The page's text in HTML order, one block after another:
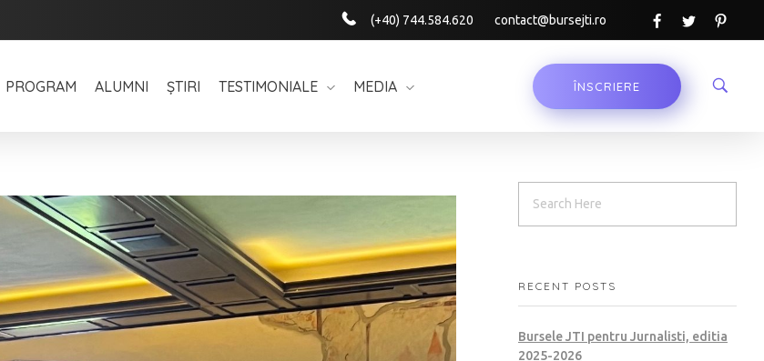
(+40) 744.584.620 contact@bursejti.ro
ÎNSCRIERE
PROGRAM ALUMNI ȘTIRI TESTIMONIALE MEDIA
RECENT POSTS
Bursele JTI pentru Jurnalisti, editia
2025-2026